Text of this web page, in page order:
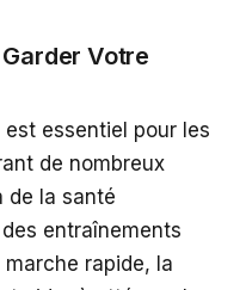
Votre
est essentiel pour les
de nombreux
de la santé
entraînements
rapide, la